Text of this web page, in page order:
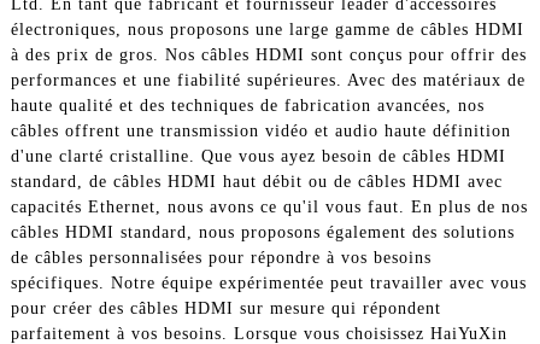
Ltd. En tant que fabricant et fournisseur leader d'accessoires
électroniques, nous proposons une large gamme de câbles HDMI
à des prix de gros. Nos câbles HDMI sont conçus pour offrir des
performances et une fiabilité supérieures. Avec des matériaux de
haute qualité et des techniques de fabrication avancées, nos
câbles offrent une transmission vidéo et audio haute définition
d'une clarté cristalline. Que vous ayez besoin de câbles HDMI
standard, de câbles HDMI haut débit ou de câbles HDMI avec
capacités Ethernet, nous avons ce qu'il vous faut. En plus de nos
câbles HDMI standard, nous proposons également des solutions
de câbles personnalisées pour répondre à vos besoins
spécifiques. Notre équipe expérimentée peut travailler avec vous
pour créer des câbles HDMI sur mesure qui répondent
parfaitement à vos besoins. Lorsque vous choisissez HaiYuXin